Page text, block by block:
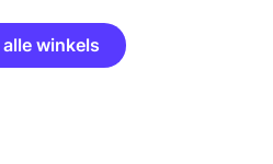
winkels